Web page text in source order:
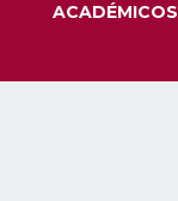
ACADÉMICOS